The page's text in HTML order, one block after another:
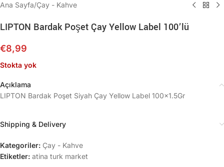
Ana Sayfa/Çay - Kahve
LIPTON Bardak Poşet Çay Yellow Label 100’lü
€8,99
Stokta yok
Açıklama
LIPTON Bardak Poşet Siyah Çay Yellow Label 100×1.5Gr
Shipping & Delivery
Kategoriler: Çay - Kahve
Etiketler: atina turk market